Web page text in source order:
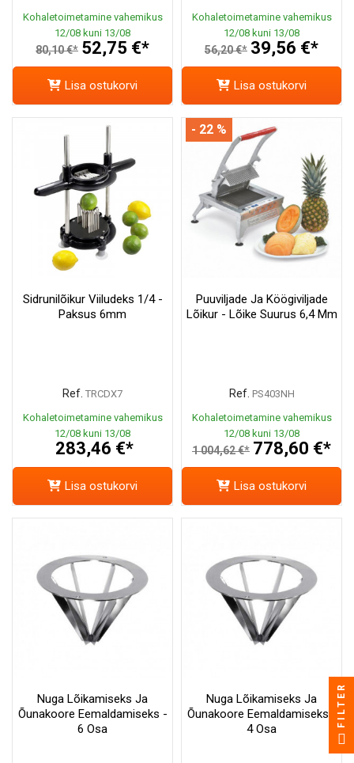
Kohaletoimetamine vahemikus
12/08 kuni 13/08
80,10 €* 52,75 €*
Lisa ostukorvi
Kohaletoimetamine vahemikus
12/08 kuni 13/08
56,20 €* 39,56 €*
Lisa ostukorvi
Sidrunilõikur Viiludeks 1/4 -
Paksus 6mm
Ref. TRCDX7
Kohaletoimetamine vahemikus
12/08 kuni 13/08
283,46 €*
Lisa ostukorvi
Puuviljade Ja Köögiviljade
Lõikur - Lõike Suurus 6,4 Mm
Ref. PS403NH
Kohaletoimetamine vahemikus
12/08 kuni 13/08
1 004,62 €* 778,60 €*
- 22 %
Lisa ostukorvi
Nuga Lõikamiseks Ja
Õunakoore Eemaldamiseks -
6 Osa
Nuga Lõikamiseks Ja
Õunakoore Eemaldamiseks -
4 Osa
FILTER